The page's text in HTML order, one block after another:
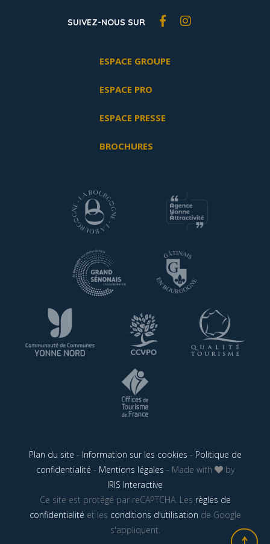
SUIVEZ-NOUS SUR
ESPACE GROUPE
ESPACE PRO
ESPACE PRESSE
BROCHURES
Plan du site - Information sur les cookies - Politique de
confidentialité - Mentions légales - Made with
by
IRIS Interactive
Ce site est protégé par reCAPTCHA. Les règles de
confidentialité et les conditions d'utilisation de Google
s'appliquent.